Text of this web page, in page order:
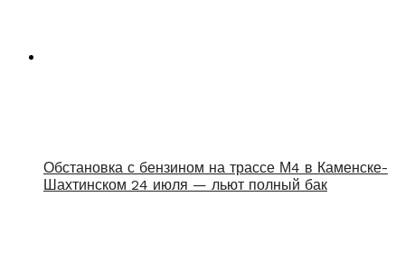
Обстановка с бензином на трассе М4 в Каменске-
Шахтинском 24 июля — льют полный бак